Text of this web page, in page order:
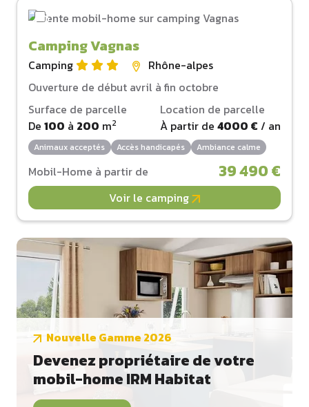
Camping Vagnas
Camping
Rhône-alpes
Ouverture de début avril à fin octobre
Surface de parcelle
De 100 à 200 m2
Location de parcelle
À partir de 4000 € / an
Animaux acceptés Accès handicapés Ambiance calme
Mobil-Home à partir de 39 490 €
Voir le camping
Nouvelle Gamme 2026
Devenez propriétaire de votre
mobil-home IRM Habitat